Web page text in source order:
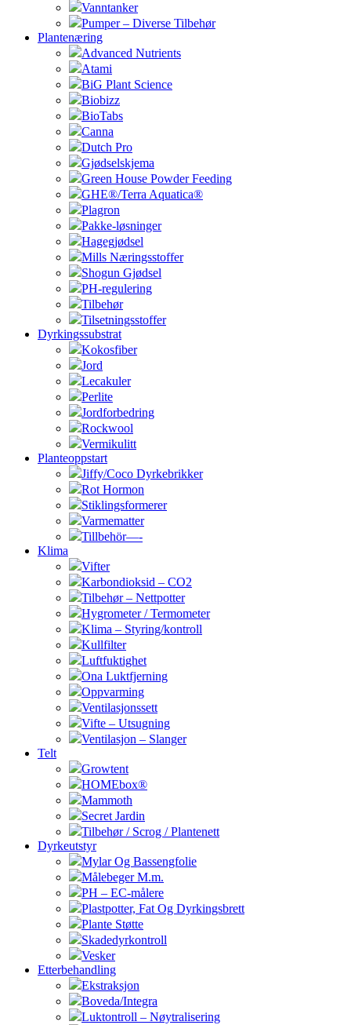
Vanntanker
Pumper – Diverse Tilbehør
Plantenæring
Advanced Nutrients
Atami
BiG Plant Science
Biobizz
BioTabs
Canna
Dutch Pro
Gjødselskjema
Green House Powder Feeding
GHE®/Terra Aquatica®
Plagron
Pakke-løsninger
Hagegjødsel
Mills Næringsstoffer
Shogun Gjødsel
PH-regulering
Tilbehør
Tilsetningsstoffer
Dyrkingssubstrat
Kokosfiber
Jord
Lecakuler
Perlite
Jordforbedring
Rockwool
Vermikulitt
Planteoppstart
Jiffy/Coco Dyrkebrikker
Rot Hormon
Stiklingsformerer
Varmematter
Tillbehör—-
Klima
Vifter
Karbondioksid – CO2
Tilbehør – Nettpotter
Hygrometer / Termometer
Klima – Styring/kontroll
Kullfilter
Luftfuktighet
Ona Luktfjerning
Oppvarming
Ventilasjonssett
Vifte – Utsugning
Ventilasjon – Slanger
Telt
Growtent
HOMEbox®
Mammoth
Secret Jardin
Tilbehør / Scrog / Plantenett
Dyrkeutstyr
Mylar Og Bassengfolie
Målebeger M.m.
PH – EC-målere
Plastpotter, Fat Og Dyrkingsbrett
Plante Støtte
Skadedyrkontroll
Vesker
Etterbehandling
Ekstraksjon
Boveda/Integra
Luktontroll – Nøytralisering